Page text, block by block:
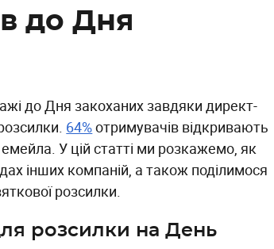
до Дня
до Дня закоханих завдяки директ-
64%отримувачів відкривають
У цій статті ми розкажемо, як
інших компаній, а також поділимося
розсилки.
розсилки на День